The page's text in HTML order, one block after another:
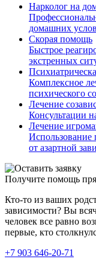
Нарколог на
домашних
Скорая помощь
Быстрое
экстренных
Комплексное
психического
Лечение
Консультации
Лечение
Использование
от азартной
Получите помощь
Кто-то из ваших
зависимости? Вы
человек все равно
первые, кто
+7 903 646-20-71